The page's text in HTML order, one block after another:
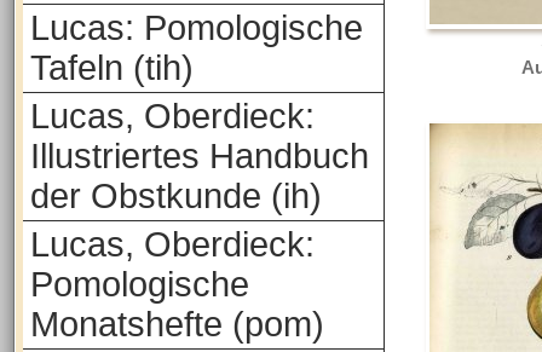
Lucas: Pomologische
Tafeln (tih)
Lucas, Oberdieck:
Illustriertes Handbuch
der Obstkunde (ih)
Lucas, Oberdieck:
Pomologische
Monatshefte (pom)